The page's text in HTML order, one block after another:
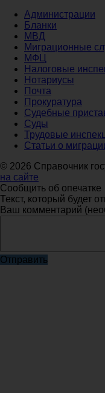
Администрации
Бланки
МВД
Миграционные
МФЦ
Налоговые
Нотариусы
Почта
Прокуратура
Судебные
Суды
Трудовые
Статьи о
© 2026 Справочник
на сайте
Сообщить об опечатке
Текст, который будет
Ваш комментарий
Отправить